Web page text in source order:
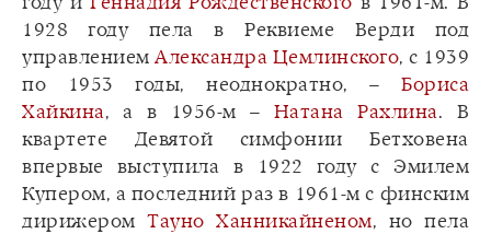
1928 году пела в Реквиеме Верди под
управлением Александра Цемлинского, с 1939
по 1953 годы, неоднократно, – Бориса
Хайкина, а в 1956-м – Натана Рахлина. В
квартете Девятой симфонии Бетховена
впервые выступила в 1922 году с Эмилем
Купером, а последний раз в 1961-м с финским
дирижером Тауно Ханникайненом, но пела